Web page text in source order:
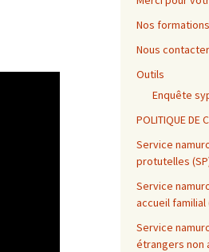
Nos formations
Nous contacter
Outils
Enquête
POLITIQUE DE
Service
protutelles
Service
accueil familial
Service
étrangers non